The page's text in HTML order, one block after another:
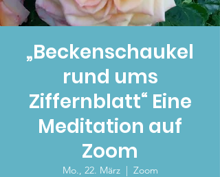
„Beckenschaukel
rund ums
Ziffernblatt“ Eine
Meditation auf
Zoom
Mo., 22. März
  |
Zoom